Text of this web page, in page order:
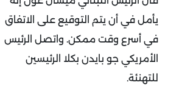
يأمل في أن يتم التوقيع على الاتفاق
في أسرع وقت ممكن. واتصل الرئيس
الأمريكي جو بايدن بكلا الرئيسين
للتهنئة.
في قلب
التمدد
معركة